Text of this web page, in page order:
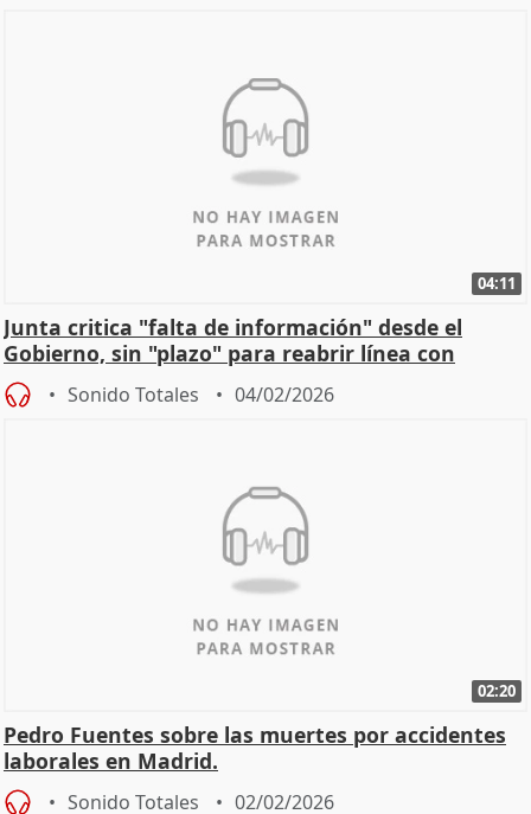
04:11
Junta critica "falta de información" desde el
Gobierno, sin "plazo" para reabrir línea con
Madrid
Sonido Totales 04/02/2026
02:20
Pedro Fuentes sobre las muertes por accidentes
laborales en Madrid.
Sonido Totales 02/02/2026